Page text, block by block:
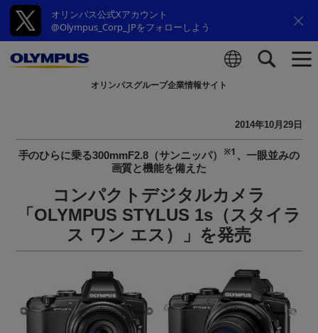
オリンパス公式Xアカウント
@Olympus_Corp_JPをフォローしよう
オリンパスグループ企業情報サイト
2014年10月29日
手のひらに乗る300mmF2.8（サンニッパ） ※1 、一眼並みの
画質と機能を備えた
コンパクトデジタルカメラ
「OLYMPUS STYLUS 1s（スタイラ
ス ワン エス）」を発売